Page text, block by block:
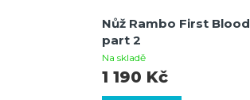
Nůž Rambo First Blood
part 2
Na skladě
1 190 Kč